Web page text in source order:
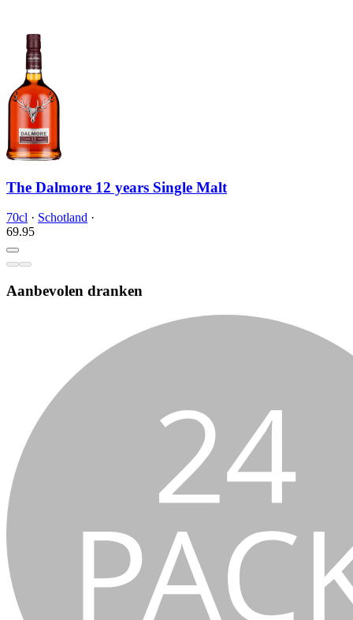
The Dalmore 12 years Single Malt
70cl · Schotland ·
69.95
Aanbevolen dranken